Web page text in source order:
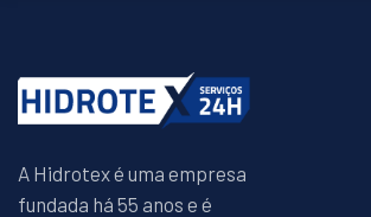
A Hidrotex é uma empresa
fundada há 55 anos e é